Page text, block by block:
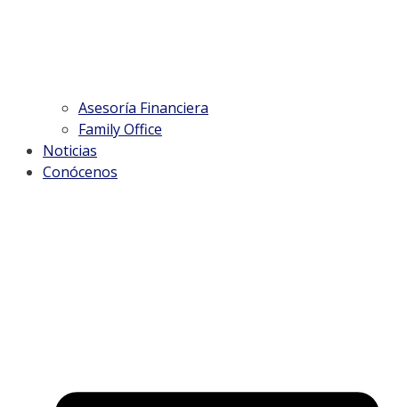
Asesoría Financiera
Family Office
Noticias
Conócenos